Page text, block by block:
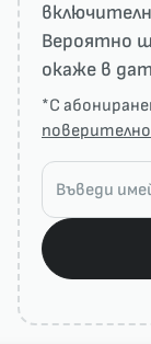
Вероятно
окаже в
*С